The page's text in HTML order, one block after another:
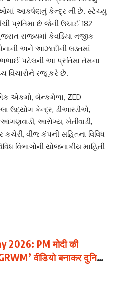
આકર્ષણનું કેન્દ્ર ની છે. સ્ટેચ્યુ
પ્રતિમા છે જેની ઉંચાઈ 182
રાજ્યમાં કેવડિયા નજીક
અને આઝાદીની લડતમાં
પટેલની આ પ્રતિમા તેમના
વિચારોને રજૂ કરે છે.
એકમો, બેન્કમેળા, ZED
ઉદ્યોગ કેન્દ્ર, ડીઆરડીએ,
આરોગ્ય, ખેતીવાડી,
વીજ કંપની સહિતના વિવિધ
વિભાગોની યોજનાકીય માહિતી
2026: PM मोदी की
वीडियो बनाकर दुनिया